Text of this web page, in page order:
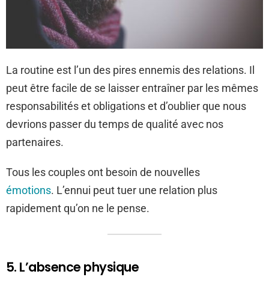
La routine est l’un des pires ennemis des relations. Il
peut être facile de se laisser entraîner par les mêmes
responsabilités et obligations et d’oublier que nous
devrions passer du temps de qualité avec nos
partenaires.
Tous les couples ont besoin de nouvelles
émotions. L’ennui peut tuer une relation plus
rapidement qu’on ne le pense.
5. L’absence physique